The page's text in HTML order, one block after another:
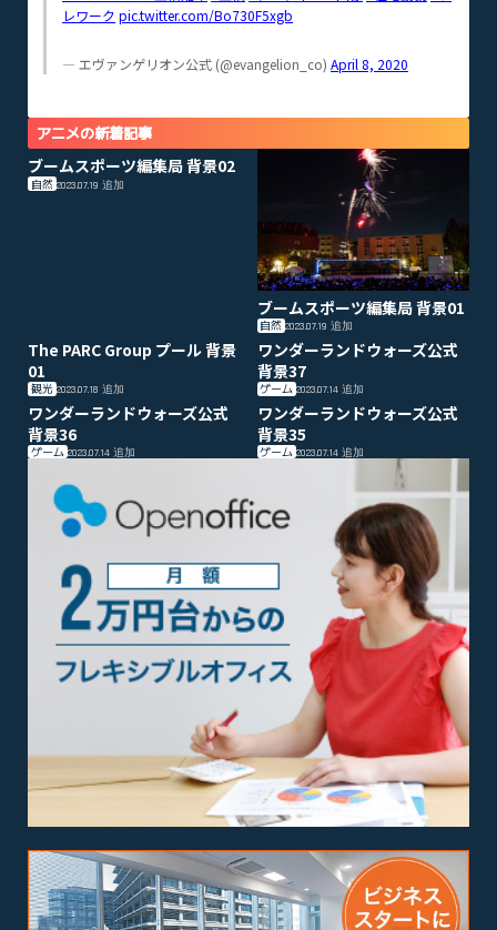
レワーク pic.twitter.com/Bo730F5xgb
— エヴァンゲリオン公式 (@evangelion_co) April 8, 2020
アニメの新着記事
ブームスポーツ編集局 背景02
自然 2023.07.19 追加
ブームスポーツ編集局 背景01
自然 2023.07.19追加
The PARC Group プール 背景
01
観光 2023.07.18 追加
ワンダーランドウォーズ公式
背景37
ゲーム 2023.07.14追加
ワンダーランドウォーズ公式
背景36
ゲーム 2023.07.14 追加
ワンダーランドウォーズ公式
背景35
ゲーム 2023.07.14追加